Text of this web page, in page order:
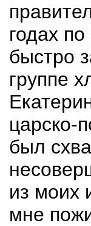
годах
быстро
группе
царско-
был
из моих
мне